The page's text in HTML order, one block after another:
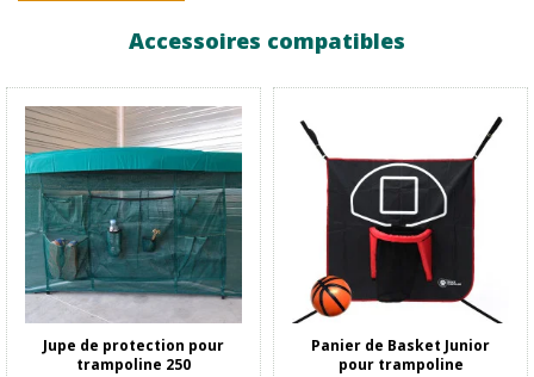
Accessoires compatibles
Jupe de protection pour
trampoline 250
Panier de Basket Junior
pour trampoline